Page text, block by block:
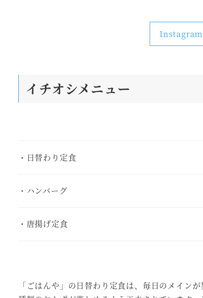
Instagram
イチオシメニュー
・日替わり定食
・ハンバーグ
・唐揚げ定食
「ごはんや」の日替わり定食は、毎日のメイン